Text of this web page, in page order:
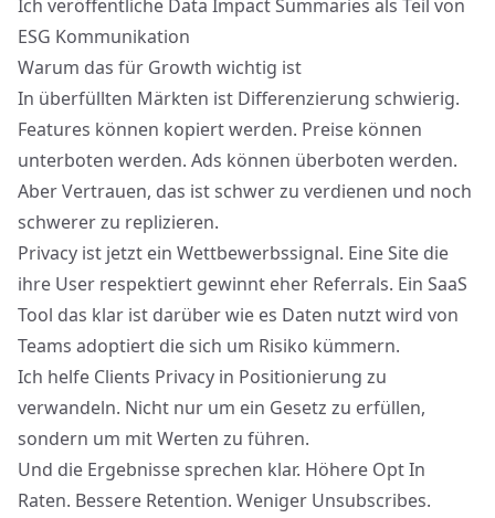
Ich veröffentliche Data Impact Summaries als Teil von
ESG Kommunikation
Warum das für Growth wichtig ist
In überfüllten Märkten ist Differenzierung schwierig.
Features können kopiert werden. Preise können
unterboten werden. Ads können überboten werden.
Aber Vertrauen, das ist schwer zu verdienen und noch
schwerer zu replizieren.
Privacy ist jetzt ein Wettbewerbssignal. Eine Site die
ihre User respektiert gewinnt eher Referrals. Ein SaaS
Tool das klar ist darüber wie es Daten nutzt wird von
Teams adoptiert die sich um Risiko kümmern.
Ich helfe Clients Privacy in Positionierung zu
verwandeln. Nicht nur um ein Gesetz zu erfüllen,
sondern um mit Werten zu führen.
Und die Ergebnisse sprechen klar. Höhere Opt In
Raten. Bessere Retention. Weniger Unsubscribes.